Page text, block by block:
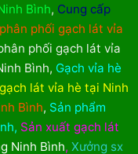
Bình, Cung cấp
phối gạch lát vỉa
phối gạch lát vỉa
Bình, Gạch vỉa hè
lát vỉa hè tại Ninh
Bình, Sản phẩm
, Sản xuất gạch lát
Ninh Bình, Xưởng sx